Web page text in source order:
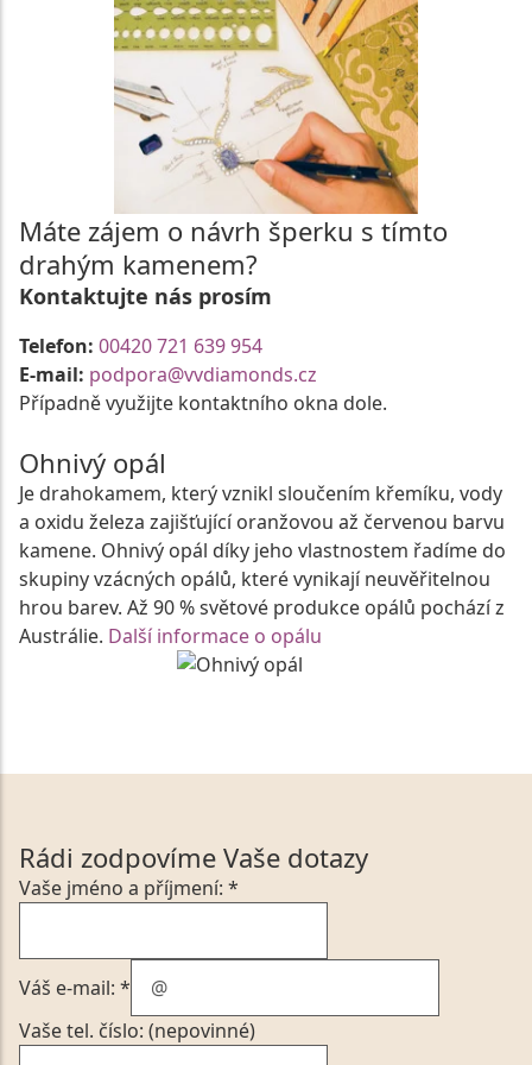
Máte zájem o návrh šperku s tímto
drahým kamenem?
Kontaktujte nás prosím
Telefon: 00420 721 639 954
E-mail: podpora@vvdiamonds.cz
Případně využijte kontaktního okna dole.
Ohnivý opál
Je drahokamem, který vznikl sloučením křemíku, vody
a oxidu železa zajišťující oranžovou až červenou barvu
kamene. Ohnivý opál díky jeho vlastnostem řadíme do
skupiny vzácných opálů, které vynikají neuvěřitelnou
hrou barev. Až 90 % světové produkce opálů pochází z
Austrálie. Další informace o opálu
Rádi zodpovíme Vaše dotazy
Vaše jméno a příjmení: *
Váš e-mail: *
Vaše tel. číslo: (nepovinné)